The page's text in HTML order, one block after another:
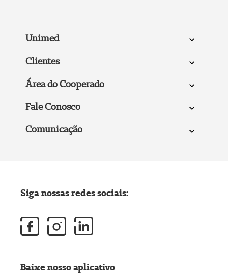
Unimed
Clientes
Área do Cooperado
Fale Conosco
Comunicação
Siga nossas redes sociais:
Baixe nosso aplicativo